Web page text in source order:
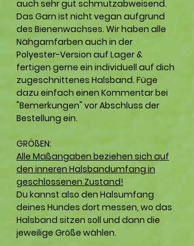
auch sehr gut schmutzabweisend.
Das Garn ist nicht vegan aufgrund
des Bienenwachses. Wir haben alle
Nähgarnfarben auch in der
Polyester-Version auf Lager &
fertigen gerne ein individuell auf dich
zugeschnittenes Halsband. Füge
dazu einfach einen Kommentar bei
"Bemerkungen" vor Abschluss der
Bestellung ein.
GRÖßEN:
Alle Maßangaben beziehen sich auf
den inneren Halsbandumfang in
geschlossenen Zustand!
Du kannst also den Halsumfang
deines Hundes dort messen, wo das
Halsband sitzen soll und dann die
jeweilige Größe wählen.